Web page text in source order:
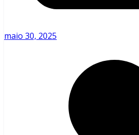
maio 30, 2025